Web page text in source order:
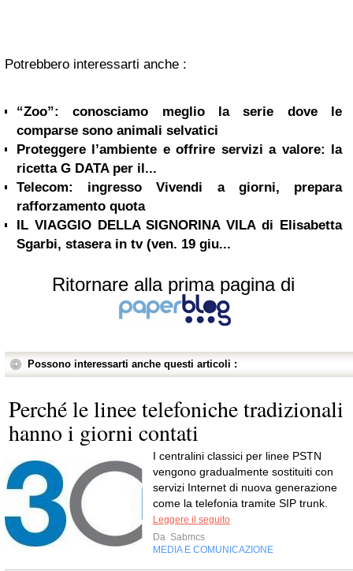
Potrebbero interessarti anche :
“Zoo”: conosciamo meglio la serie dove le
comparse sono animali selvatici
Proteggere l’ambiente e offrire servizi a valore: la
ricetta G DATA per il...
Telecom: ingresso Vivendi a giorni, prepara
rafforzamento quota
IL VIAGGIO DELLA SIGNORINA VILA di Elisabetta
Sgarbi, stasera in tv (ven. 19 giu...
Ritornare alla prima pagina di
Possono interessarti anche questi articoli :
Perché le linee telefoniche tradizionali
hanno i giorni contati
I centralini classici per linee PSTN
vengono gradualmente sostituiti con
servizi Internet di nuova generazione
come la telefonia tramite SIP trunk.
Leggere il seguito
Da Sabmcs
MEDIA E COMUNICAZIONE